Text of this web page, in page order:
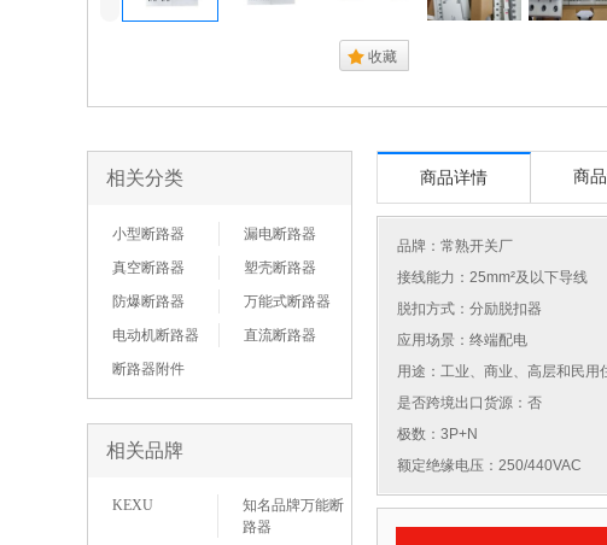
. 收藏
相关分类
小型断路器
漏电断路器
真空断路器
塑壳断路器
防爆断路器
万能式断路器
电动机断路器
直流断路器
断路器附件
相关品牌
KEXU
知名品牌万能断
路器
商品详情 商
品牌： 常熟开关厂
接线能力：25mm²及以下导线
脱扣方式：分励脱扣器
应用场景：终端配电
用途：工业、商业、高层和民用
是否跨境出口货源：否
极数：3P+N
额定绝缘电压：250/440VAC